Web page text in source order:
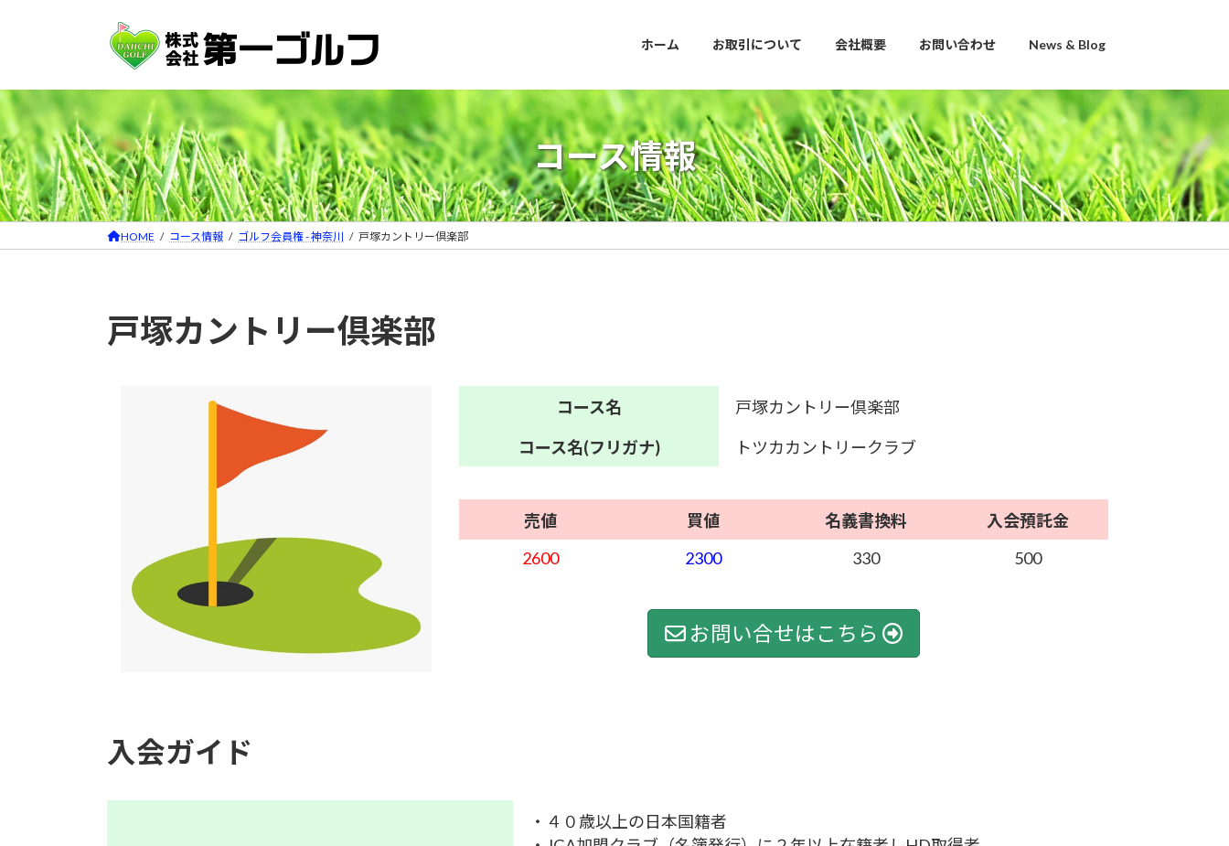
ツ
へ
ス
キ
ッ
プ
シ
ョ
ン
に
移
動
ホーム お取引について 会社概要 お問い合わせ News & Blog
コース情報
HOME コース情報 ゴルフ会員権 - 神奈川 戸塚カントリー倶楽部
戸塚カントリー倶楽部
コース名
戸塚カントリー倶楽部
コース名(フリガナ) トツカカントリークラブ
売値 買値 名義書換料
入会預託金
2600
2300 330 500
お問い合せはこちら
入会ガイド
・４０歳以上の日本国籍者